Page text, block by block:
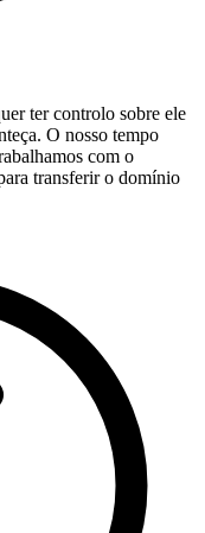
ter controlo sobre ele
O nosso tempo
com o
transferir o domínio